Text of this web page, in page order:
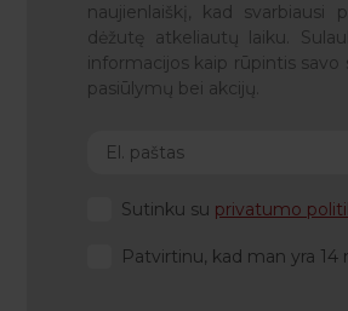
naujienlaiškį, kad svarbiausi
dėžutę atkeliautų laiku.
informacijos kaip rūpintis
pasiūlymų bei akcijų.
Sutinku su privatumo
Patvirtinu, kad man yra